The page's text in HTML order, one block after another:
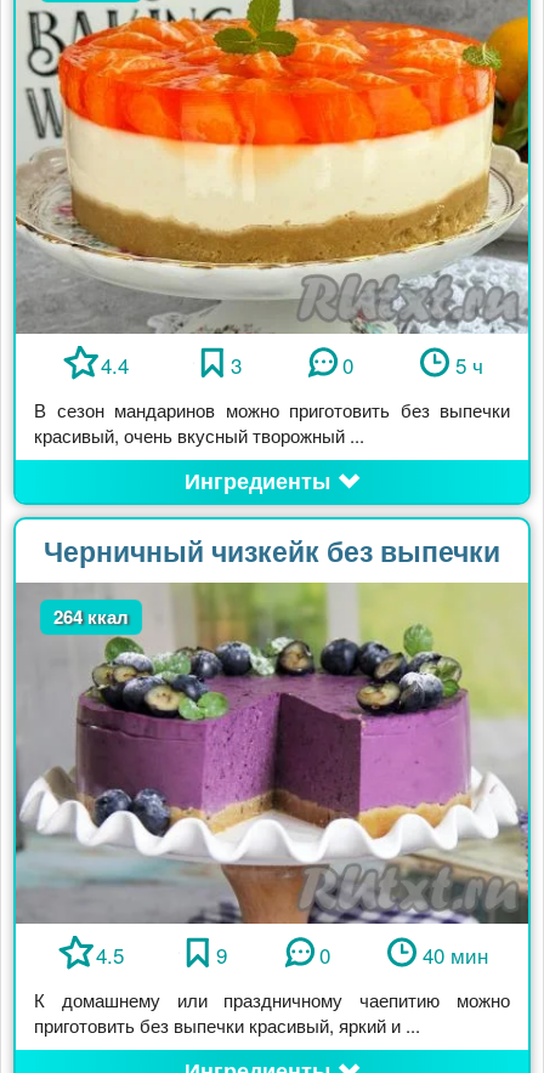
4.4 3 0 5 ч
В сезон мандаринов можно приготовить без выпечки
красивый, очень вкусный творожный ...
Ингредиенты
Черничный чизкейк без выпечки
264 ккал
4.5 9 0 40 мин
К домашнему или праздничному чаепитию можно
приготовить без выпечки красивый, яркий и ...